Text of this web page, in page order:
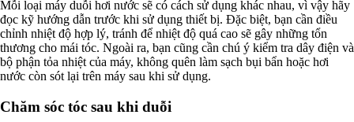
Mỗi loại máy duỗi hơi nước sẽ có cách sử dụng khác nhau, vì vậy hãy
đọc kỹ hướng dẫn trước khi sử dụng thiết bị. Đặc biệt, bạn cần điều
chỉnh nhiệt độ hợp lý, tránh để nhiệt độ quá cao sẽ gây những tổn
thương cho mái tóc. Ngoài ra, bạn cũng cần chú ý kiểm tra dây điện và
bộ phận tỏa nhiệt của máy, không quên làm sạch bụi bẩn hoặc hơi
nước còn sót lại trên máy sau khi sử dụng.
Chăm sóc tóc sau khi duỗi